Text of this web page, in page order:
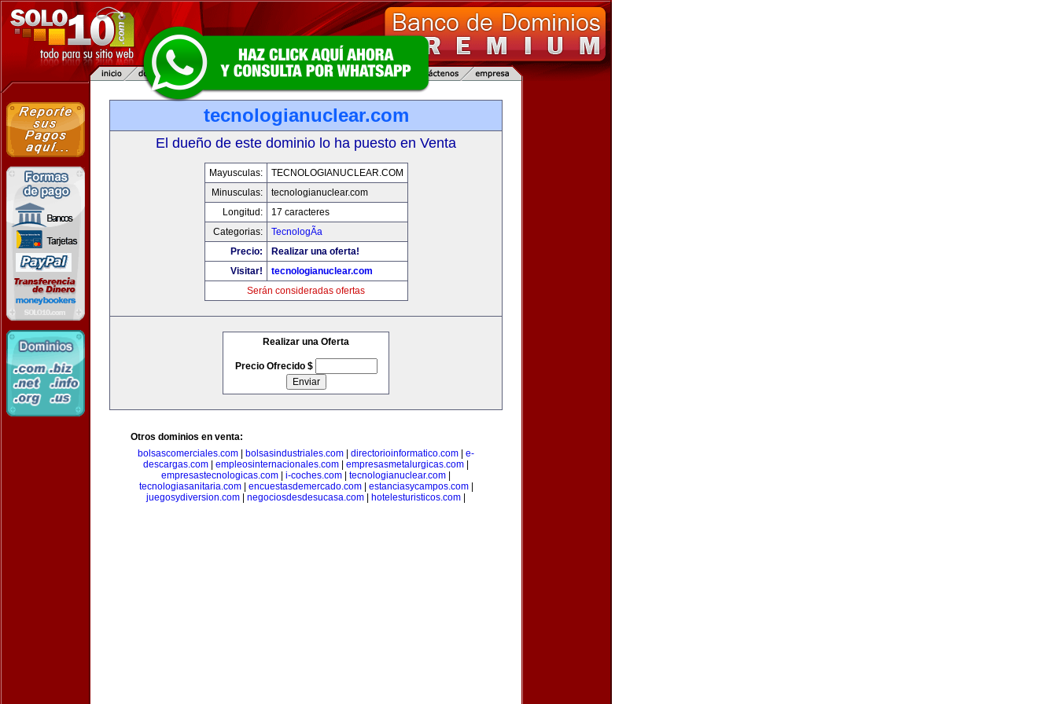
tecnologianuclear.com
El dueño de este dominio lo ha puesto en Venta
Mayusculas:
TECNOLOGIANUCLEAR.COM
Minusculas:
tecnologianuclear.com
Longitud:
17 caracteres
Categorias:
TecnologÃ­a
Precio:
Realizar una oferta!
Visitar!
tecnologianuclear.com
Serán consideradas ofertas
Realizar una Oferta
Precio Ofrecido $
Otros dominios en venta:
bolsascomerciales.com
bolsasindustriales.com directorioinformatico.com
e-
descargas.com
empleosinternacionales.com empresasmetalurgicas.com
empresastecnologicas.com
i-coches.com tecnologianuclear.com
tecnologiasanitaria.com| encuestasdemercado.com| estanciasycampos.com|
juegosydiversion.com
negociosdesdesucasa.com hotelesturisticos.com